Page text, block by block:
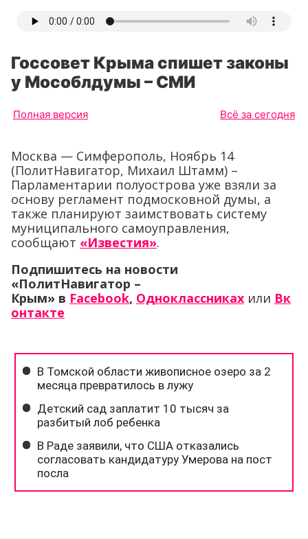
Госсовет Крыма спишет законы
у Мособлдумы – СМИ
Полная версия Всё за сегодня
Москва — Симферополь, Ноябрь 14
(ПолитНавигатор, Михаил Штамм) –
Парламентарии полуострова уже взяли за
основу регламент подмосковной думы, а
также планируют заимствовать систему
муниципального самоуправления,
сообщают «Известия».
Подпишитесь на новости
«ПолитНавигатор –
Крым» в Facebook, Одноклассниках или Вк
онтакте